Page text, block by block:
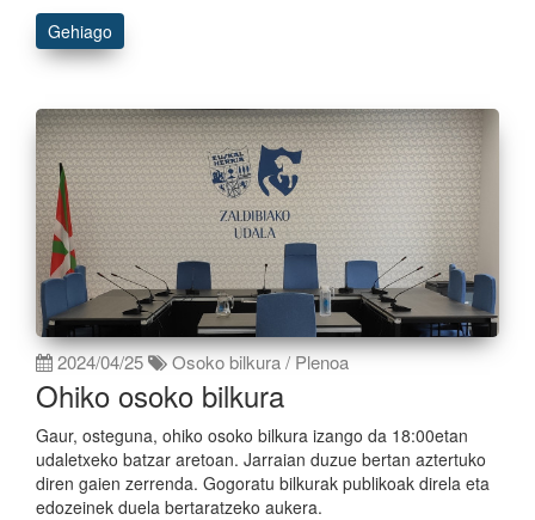
Gehiago
2024/04/25 Osoko bilkura / Plenoa
Ohiko osoko bilkura
Gaur, osteguna, ohiko osoko bilkura izango da 18:00etan
udaletxeko batzar aretoan. Jarraian duzue bertan aztertuko
diren gaien zerrenda. Gogoratu bilkurak publikoak direla eta
edozeinek duela bertaratzeko aukera.